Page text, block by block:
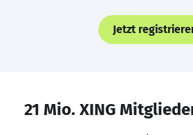
Jetzt
21 Mio. XING